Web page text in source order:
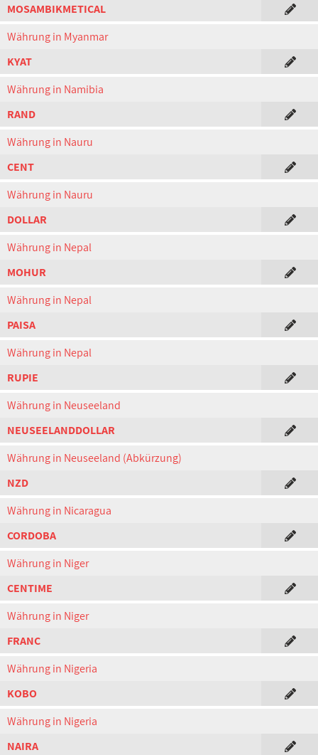
MOSAMBIKMETICAL
Währung in Myanmar
KYAT
Währung in Namibia
RAND
Währung in Nauru
CENT
Währung in Nauru
DOLLAR
Währung in Nepal
MOHUR
Währung in Nepal
PAISA
Währung in Nepal
RUPIE
Währung in Neuseeland
NEUSEELANDDOLLAR
Währung in Neuseeland (Abkürzung)
NZD
Währung in Nicaragua
CORDOBA
Währung in Niger
CENTIME
Währung in Niger
FRANC
Währung in Nigeria
KOBO
Währung in Nigeria
NAIRA